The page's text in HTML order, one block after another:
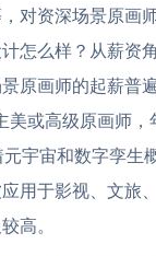
对资深场景原画
怎么样？从薪资
原画师的起薪普
美或高级原画师，
宇宙和数字孪生
用于影视、文旅
高。